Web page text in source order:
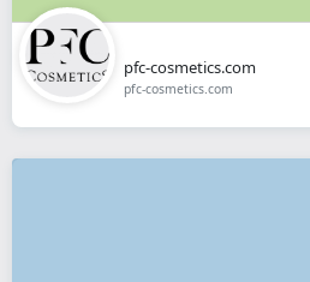
pfc-cosmetics.com
pfc-cosmetics.com